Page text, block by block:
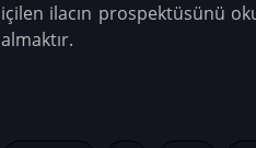
içilen ilacın prospektüsünü
almaktır.